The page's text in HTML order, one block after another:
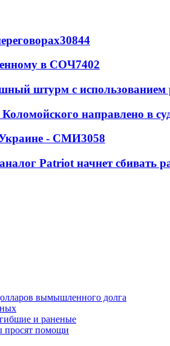
30844
в СОЧ7402
штурм с использованием
направлено в
Украине - СМИ3058
Patriot начнет сбивать
вымышленного долга
и раненые
просят помощи